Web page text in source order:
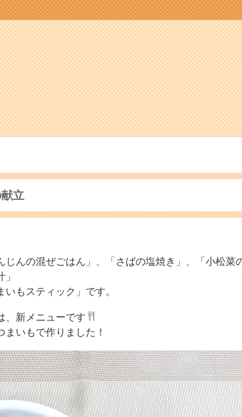
立
んの混ぜごはん」、「さばの塩焼き」、「小松菜
もスティック」です。
、新メニューです
いもで作りました！